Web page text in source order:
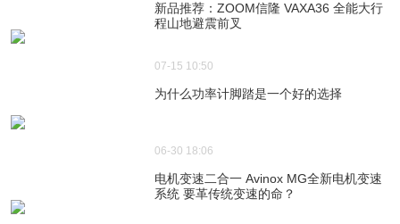
新品推荐：ZOOM信隆 VAXA36 全能大行
程山地避震前叉
07-15 10:50
为什么功率计脚踏是一个好的选择
06-30 18:06
电机变速二合一 Avinox MG全新电机变速
系统 要革传统变速的命？